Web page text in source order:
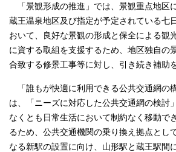
「景観形成の推進」では、景観重点地区
蔵王温泉地区及び指定が予定されている七
おいて、良好な景観の形成と保全による観
に資する取組を支援するため、地区独自の
合致する修景工事等に対し、引き続き補助
「誰もが快適に利用できる公共交通網の
は、「ニーズに対応した公共交通網の検討
なくとも日常生活において制約なく移動で
るため、公共交通機関の乗り換え拠点とし
なる新駅の設置に向け、山形駅と蔵王駅間